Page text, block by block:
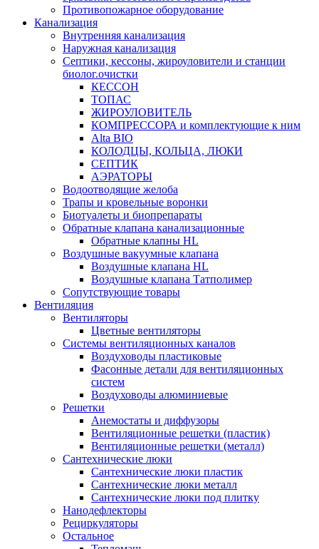
Противопожарное оборудование
Канализация
Внутренняя канализация
Наружная канализация
Септики, кессоны, жироуловители и станции
биолог.очистки
КЕССОН
ТОПАС
ЖИРОУЛОВИТЕЛЬ
КОМПРЕССОРА и комплектующие к ним
Alta BIO
КОЛОДЦЫ, КОЛЬЦА, ЛЮКИ
СЕПТИК
АЭРАТОРЫ
Водоотводящие желоба
Трапы и кровельные воронки
Биотуалеты и биопрепараты
Обратные клапана канализационные
Обратные клапны HL
Воздушные вакуумные клапана
Воздушные клапана HL
Воздушные клапана Татполимер
Сопутствующие товары
Вентиляция
Вентиляторы
Цветные вентиляторы
Системы вентиляционных каналов
Воздуховоды пластиковые
Фасонные детали для вентиляционных
систем
Воздуховоды алюминиевые
Решетки
Анемостаты и диффузоры
Вентиляционные решетки (пластик)
Вентиляционные решетки (металл)
Сантехнические люки
Сантехнические люки пластик
Сантехнические люки металл
Сантехнические люки под плитку
Нанодефлекторы
Рециркуляторы
Остальное